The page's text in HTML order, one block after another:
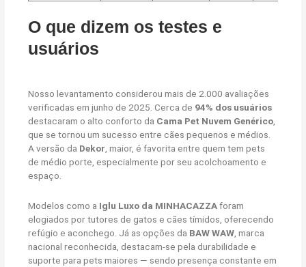
O que dizem os testes e
usuários
Nosso levantamento considerou mais de 2.000 avaliações
verificadas em junho de 2025. Cerca de 94% dos usuários
destacaram o alto conforto da Cama Pet Nuvem Genérico
que se tornou um sucesso entre cães pequenos e médios.
A versão da Dekor , maior, é favorita entre quem tem pets
de médio porte, especialmente por seu acolchoamento e
espaço.
Modelos como a Iglu Luxo da MINHACAZZAforam
elogiados por tutores de gatos e cães tímidos, oferecendo
refúgio e aconchego. Já as opções da BAW WAW , marca
nacional reconhecida, destacam-se pela durabilidade e
suporte para pets maiores — sendo presença constante em